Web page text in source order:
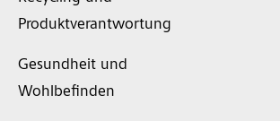
Produktverantwortung
Gesundheit und
Wohlbefinden